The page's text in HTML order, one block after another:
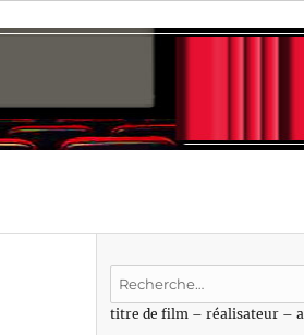
Recherche
:titre de film – réalisateur –